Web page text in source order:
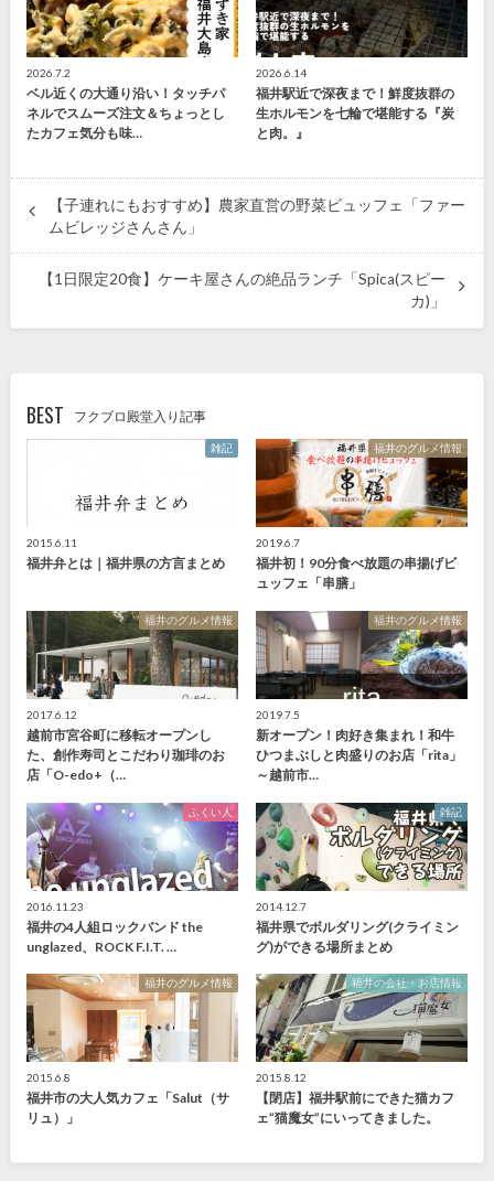
2026.7.2
ベル近くの大通り沿い！タッチパ
ネルでスムーズ注文＆ちょっとし
たカフェ気分も味…
2026.6.14
福井駅近で深夜まで！鮮度抜群の
生ホルモンを七輪で堪能する『炭
と肉。』
【子連れにもおすすめ】農家直営の野菜ビュッフェ「ファー
ムビレッジさんさん」
【1日限定20食】ケーキ屋さんの絶品ランチ「Spica(スピー
カ)」
BEST フクブロ殿堂入り記事
雑記
2015.6.11
福井弁とは｜福井県の方言まとめ
福井のグルメ情報
2019.6.7
福井初！90分食べ放題の串揚げビ
ュッフェ「串膳」
福井のグルメ情報
2017.6.12
越前市宮谷町に移転オープンし
た、創作寿司とこだわり珈琲のお
店「O-edo+（…
福井のグルメ情報
2019.7.5
新オープン！肉好き集まれ！和牛
ひつまぶしと肉盛りのお店「rita」
～越前市…
ふくい人
2016.11.23
福井の4人組ロックバンド the
unglazed、ROCK F.I.T. …
雑記
2014.12.7
福井県でボルダリング(クライミン
グ)ができる場所まとめ
福井のグルメ情報
2015.6.8
福井市の大人気カフェ「Salut（サ
リュ）」
福井の会社・お店情報
2015.8.12
【閉店】福井駅前にできた猫カフ
ェ”猫魔女”にいってきました。